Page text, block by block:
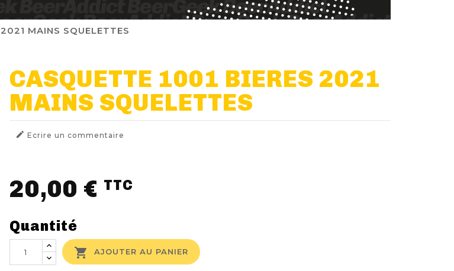
MAINS SQUELETTES
CASQUETTE 1001 BIERES 2021
MAINS SQUELETTES
 Ecrire un commentaire
20,00 € TTC
Quantité
 AJOUTER AU PANIER